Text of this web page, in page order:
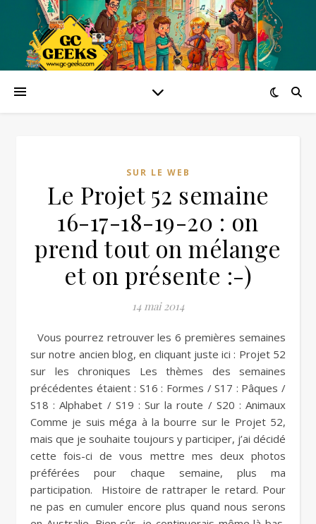
SUR LE WEB
Le Projet 52 semaine
16-17-18-19-20 : on
prend tout on mélange
et on présente :-)
14 mai 2014
Vous pourrez retrouver les 6 premières semaines
sur notre ancien blog, en cliquant juste ici : Projet 52
sur les chroniques Les thèmes des semaines
précédentes étaient : S16 : Formes / S17 : Pâques /
S18 : Alphabet / S19 : Sur la route / S20 : Animaux
Comme je suis méga à la bourre sur le Projet 52,
mais que je souhaite toujours y participer, j’ai décidé
cette fois-ci de vous mettre mes deux photos
préférées pour chaque semaine, plus ma
participation. Histoire de rattraper le retard. Pour
ne pas en cumuler encore plus quand nous serons